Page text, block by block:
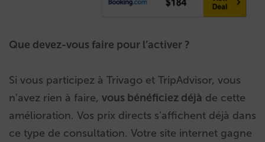
Que devez-vous faire pour l’activer ?
Si vous participez à Trivago et TripAdvisor, vous
n’avez rien à faire, vous bénéficiez déjà de cette
amélioration. Vos prix directs s’affichent déjà dans
ce type de consultation. Votre site internet gagne